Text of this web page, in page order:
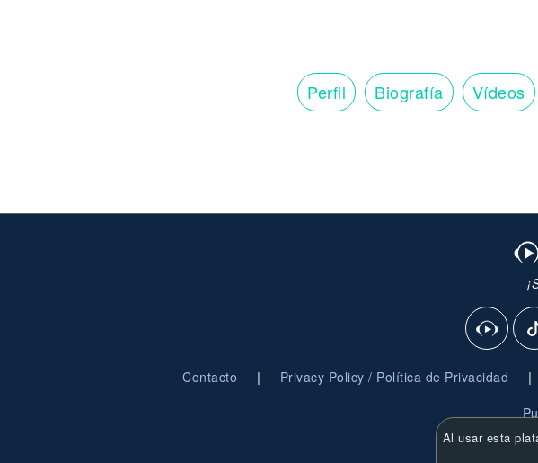
Perfil Biografía Vídeos
Contacto | Privacy Policy / Política de Privacidad |
© 2026
Al usar esta